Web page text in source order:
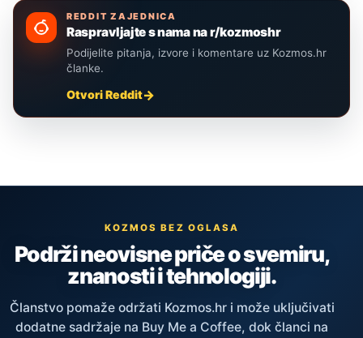
REDDIT ZAJEDNICA
Raspravljajte s nama na r/kozmoshr
Podijelite pitanja, izvore i komentare uz Kozmos.hr
članke.
Otvori Reddit
KOZMOS BEZ OGLASA
Podrži neovisne priče o svemiru,
znanosti i tehnologiji.
Članstvo pomaže održati Kozmos.hr i može uključivati
dodatne sadržaje na Buy Me a Coffee, dok članci na